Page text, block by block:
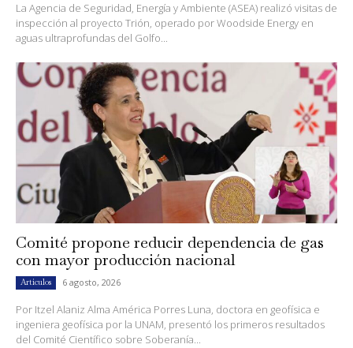
La Agencia de Seguridad, Energía y Ambiente (ASEA) realizó visitas de
inspección al proyecto Trión, operado por Woodside Energy en
aguas ultraprofundas del Golfo...
Comité propone reducir dependencia de gas
con mayor producción nacional
Artículos 6 agosto, 2026
Por Itzel Alaniz Alma América Porres Luna, doctora en geofísica e
ingeniera geofísica por la UNAM, presentó los primeros resultados
del Comité Científico sobre Soberanía...